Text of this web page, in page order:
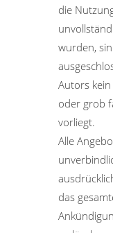
die
wurden,
Autors
oder grob
vorliegt.
Alle
das